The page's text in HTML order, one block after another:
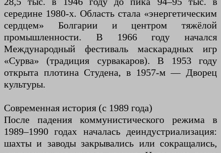
середине 1980-х. Область стала «энергетическим
сердцем» Болгарии и центром тяжёлой
промышленности. В 1966 году начался
Международный фестиваль маскарадных игр
«Сурва» (традиция сурвакаров). В 1953 году
открыта плотина Студена, в 1957-м — Дворец
культуры.
Современная история (с 1989 года)
После падения коммунистического режима в
1989–1990 годах началась деиндустриализация:
шахты и заводы закрывались или сокращались,